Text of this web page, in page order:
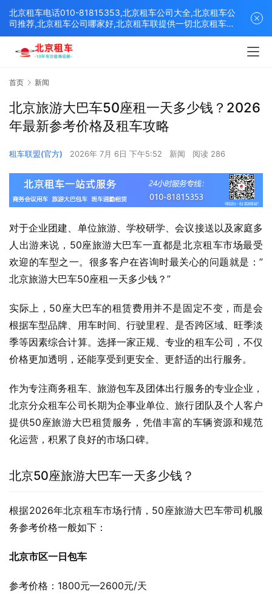
首页 新闻
北京旅游大巴车50座租一天多少钱？2026
年最新参考价格及租车攻略
租车联盟(官方) 2026年 7月 6日 下午5:52 新闻 阅读 286
对于企业团建、单位旅游、学校研学、会议接送以及家庭多
人出游来说，50座旅游大巴车一直都是北京租车市场最受
欢迎的车型之一。很多客户在咨询时最关心的问题就是：”
北京旅游大巴车50座租一天多少钱？”
实际上，50座大巴车的租赁费用并不是固定不变，而是会
根据车型品牌、用车时间、行驶里程、是否跨区域、旺季淡
季等因素综合计算。选择一家正规、专业的租车公司，不仅
价格更加透明，还能享受到更安全、更舒适的出行服务。
作为专注商务租车、旅游包车及团体出行服务的专业企业，
北京分众租车公司长期为企事业单位、旅行团队及个人客户
提供50座旅游大巴租赁服务，凭借丰富的车辆资源和规范
化运营，积累了良好的市场口碑。
北京50座旅游大巴车一天多少钱？
根据2026年北京租车市场行情，50座旅游大巴车带司机服
务参考价格一般如下：
北京市区一日包车
参考价格：1800元—2600元/天
北京租车电话010-81815353,北京租车公司大全,北京租车公
司推荐,北京租车公司哪家好,北京租车联提供一切北京租车解
决方案,打造北京优质的租车平台！